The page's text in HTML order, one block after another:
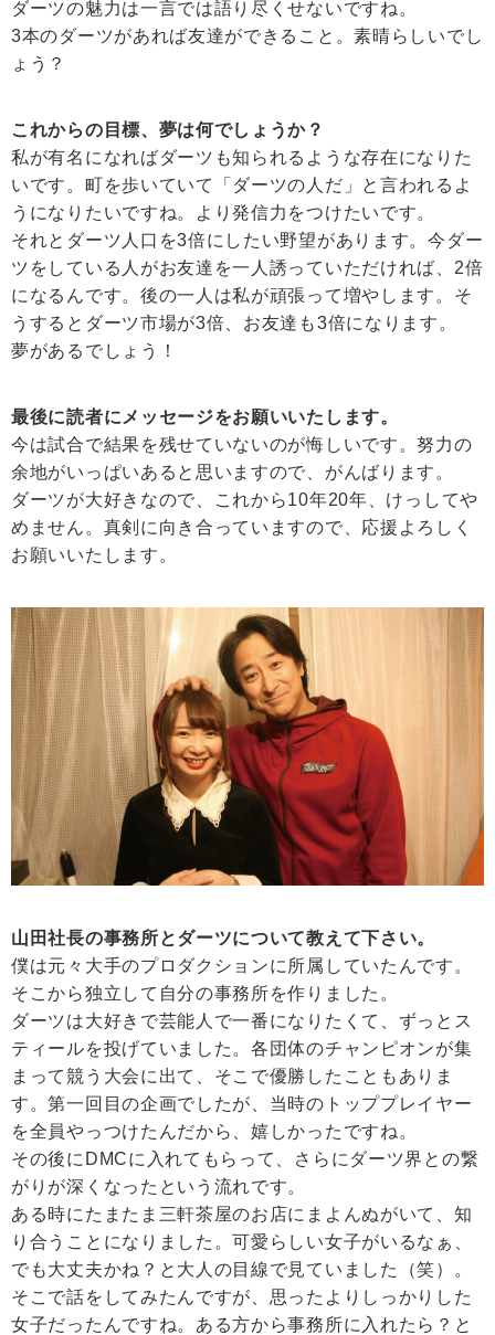
ダーツの魅力は一言では語り尽くせないですね。
3本のダーツがあれば友達ができること。素晴らしいでし
ょう？
これからの目標、夢は何でしょうか？
私が有名になればダーツも知られるような存在になりた
いです。町を歩いていて「ダーツの人だ」と言われるよ
うになりたいですね。より発信力をつけたいです。
それとダーツ人口を3倍にしたい野望があります。今ダー
ツをしている人がお友達を一人誘っていただければ、2倍
になるんです。後の一人は私が頑張って増やします。そ
うするとダーツ市場が3倍、お友達も3倍になります。
夢があるでしょう！
最後に読者にメッセージをお願いいたします。
今は試合で結果を残せていないのが悔しいです。努力の
余地がいっぱいあると思いますので、がんばります。
ダーツが大好きなので、これから10年20年、けっしてや
めません。真剣に向き合っていますので、応援よろしく
お願いいたします。
山田社長の事務所とダーツについて教えて下さい。
僕は元々大手のプロダクションに所属していたんです。
そこから独立して自分の事務所を作りました。
ダーツは大好きで芸能人で一番になりたくて、ずっとス
ティールを投げていました。各団体のチャンピオンが集
まって競う大会に出て、そこで優勝したこともありま
す。第一回目の企画でしたが、当時のトッププレイヤー
を全員やっつけたんだから、嬉しかったですね。
その後にDMCに入れてもらって、さらにダーツ界との繋
がりが深くなったという流れです。
ある時にたまたま三軒茶屋のお店にまよんぬがいて、知
り合うことになりました。可愛らしい女子がいるなぁ、
でも大丈夫かね？と大人の目線で見ていました（笑）。
そこで話をしてみたんですが、思ったよりしっかりした
女子だったんですね。ある方から事務所に入れたら？と